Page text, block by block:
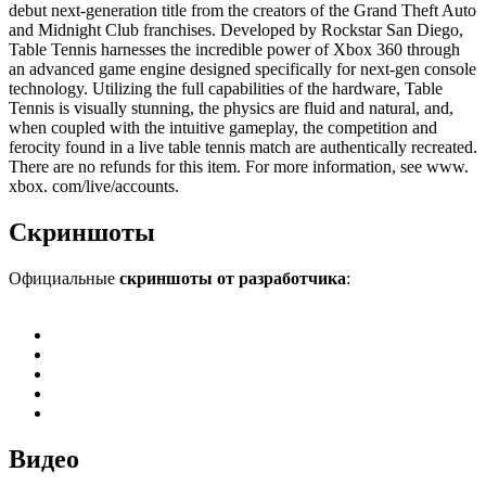
debut next-generation title from the creators of the Grand Theft Auto
and Midnight Club franchises. Developed by Rockstar San Diego,
Table Tennis harnesses the incredible power of Xbox 360 through
an advanced game engine designed specifically for next-gen console
technology. Utilizing the full capabilities of the hardware, Table
Tennis is visually stunning, the physics are fluid and natural, and,
when coupled with the intuitive gameplay, the competition and
ferocity found in a live table tennis match are authentically recreated.
There are no refunds for this item. For more information, see www.
xbox. com/live/accounts.
Скриншоты
Официальные скриншоты от разработчика:
Видео